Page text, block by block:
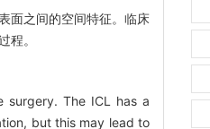
面之间的空间特征。临床
程。
surgery. The ICL has a
but this may lead to